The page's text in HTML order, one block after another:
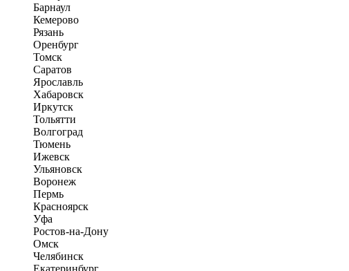
Барнаул
Кемерово
Рязань
Оренбург
Томск
Саратов
Ярославль
Хабаровск
Иркутск
Тольятти
Волгоград
Тюмень
Ижевск
Ульяновск
Воронеж
Пермь
Красноярск
Уфа
Ростов-на-Дону
Омск
Челябинск
Екатеринбург